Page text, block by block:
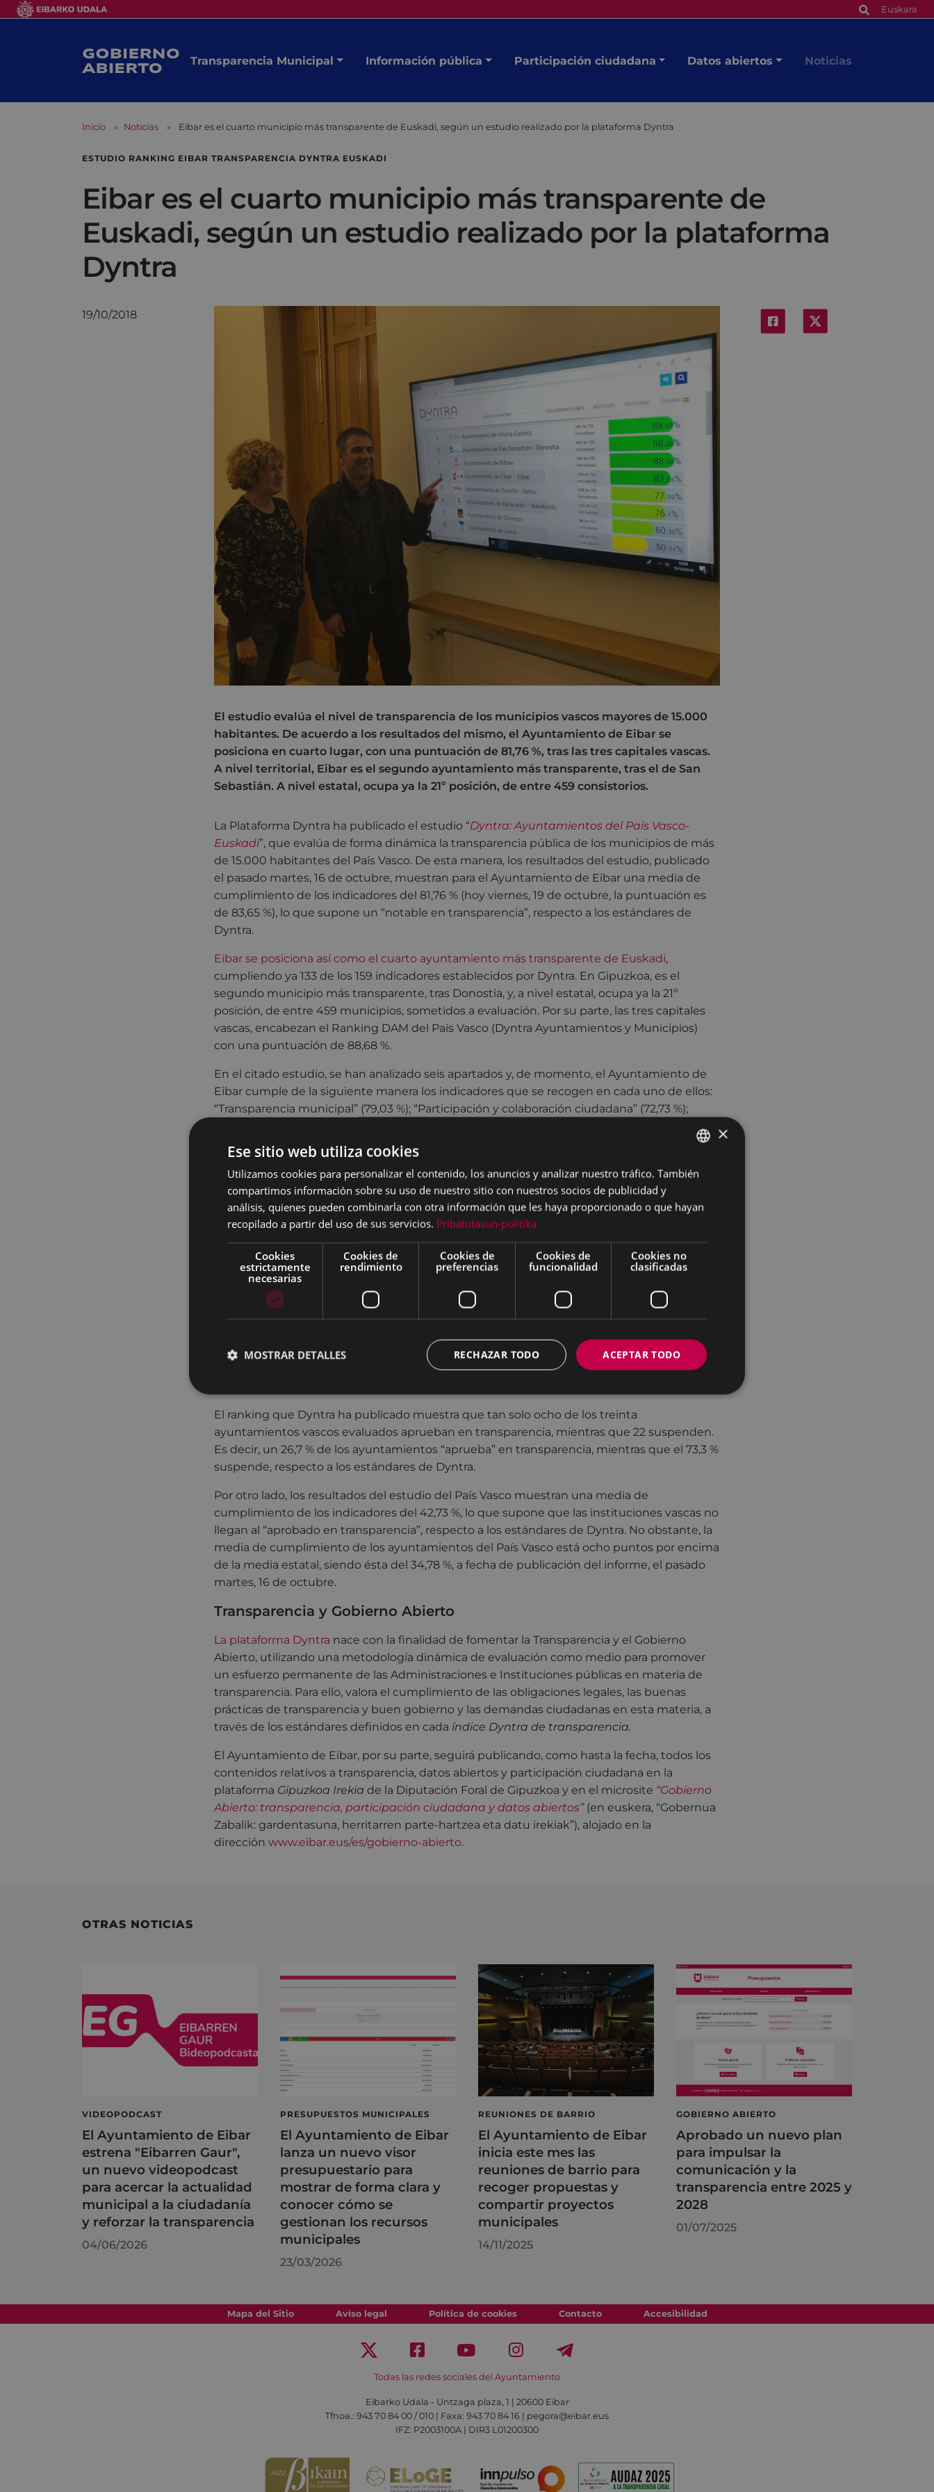
Euskara
Transparencia Municipal Información pública Participación ciudadana Datos abiertos Noticias
Inicio Noticias Eibar es el cuarto municipio más transparente de Euskadi, según un estudio realizado por la plataforma Dyntra
ESTUDIO RANKING EIBAR TRANSPARENCIA DYNTRA EUSKADI
Eibar es el cuarto municipio más transparente de
Euskadi, según un estudio realizado por la plataforma
Dyntra
19/10/2018
El estudio evalúa el nivel de transparencia de los municipios vascos mayores de 15.000
habitantes. De acuerdo a los resultados del mismo, el Ayuntamiento de Eibar se
posiciona en cuarto lugar, con una puntuación de 81,76 %, tras las tres capitales vascas.
A nivel territorial, Eibar es el segundo ayuntamiento más transparente, tras el de San
Sebastián. A nivel estatal, ocupa ya la 21º posición, de entre 459 consistorios.
La Plataforma Dyntra ha publicado el estudio “Dyntra: Ayuntamientos del País Vasco-
Euskadi”, que evalúa de forma dinámica la transparencia pública de los municipios de más
de 15.000 habitantes del País Vasco. De esta manera, los resultados del estudio, publicado
el pasado martes, 16 de octubre, muestran para el Ayuntamiento de Eibar una media de
cumplimiento de los indicadores del 81,76 % (hoy viernes, 19 de octubre, la puntuación es
de 83,65 %), lo que supone un “notable en transparencia”, respecto a los estándares de
Dyntra.
Eibar se posiciona así como el cuarto ayuntamiento más transparente de Euskadi,
cumpliendo ya 133 de los 159 indicadores establecidos por Dyntra. En Gipuzkoa, es el
segundo municipio más transparente, tras Donostia, y, a nivel estatal, ocupa ya la 21º
posición, de entre 459 municipios, sometidos a evaluación. Por su parte, las tres capitales
vascas, encabezan el Ranking DAM del País Vasco (Dyntra Ayuntamientos y Municipios)
con una puntuación de 88,68 %.
En el citado estudio, se han analizado seis apartados y, de momento, el Ayuntamiento de
Eibar cumple de la siguiente manera los indicadores que se recogen en cada uno de ellos:
“Transparencia municipal” (79,03 %); “Participación y colaboración ciudadana” (72,73 %);
“Urbanismo y obras públicas” (85 %); y “Open Data” (100 %)
En palabras del alcalde de Eibar, Miguel de los Toyos, “los buenos resultados obtenidos tras
este estudio, posicionan a Eibar, junto a las tres capitales vascas, como un referente en
materia de transparencia, y ponen de manifiesto, una vez más, nuestro firme compromiso
por favorecer el buen gobierno e ir más allá de lo que establecen las actuales leyes de
transparencia. Además, la evaluación que ha realizado Dyntra nos permite conocer con
exactitud cuál es nuestra situación actual, y aunque los datos obtenidos nos sitúan en muy
buen lugar, es evidente que tenemos un margen de mejora importante”.
A Eibar le siguen muy de cerca en el ranking los ayuntamientos de Getxo y Barakaldo, en
quinto y sexto lugar, respectivamente, y, tras estos, algo más alejados en el ranking, figuran
Durango y Leioa. Por otra parte, en la cola del ranking se sitúan los ayuntamientos de
Gernika y Sestao.
El ranking que Dyntra ha publicado muestra que tan solo ocho de los treinta
ayuntamientos vascos evaluados aprueban en transparencia, mientras que 22 suspenden.
Es decir, un 26,7 % de los ayuntamientos “aprueba” en transparencia, mientras que el 73,3 %
suspende, respecto a los estándares de Dyntra.
Por otro lado, los resultados del estudio del País Vasco muestran una media de
cumplimiento de los indicadores del 42,73 %, lo que supone que las instituciones vascas no
llegan al “aprobado en transparencia”, respecto a los estándares de Dyntra. No obstante, la
media de cumplimiento de los ayuntamientos del País Vasco está ocho puntos por encima
de la media estatal, siendo ésta del 34,78 %, a fecha de publicación del informe, el pasado
martes, 16 de octubre.
Transparencia y Gobierno Abierto
La plataforma Dyntra nace con la finalidad de fomentar la Transparencia y el Gobierno
Abierto, utilizando una metodología dinámica de evaluación como medio para promover
un esfuerzo permanente de las Administraciones e Instituciones públicas en materia de
transparencia. Para ello, valora el cumplimiento de las obligaciones legales, las buenas
prácticas de transparencia y buen gobierno y las demandas ciudadanas en esta materia, a
través de los estándares definidos en cada índice Dyntra de transparencia.
El Ayuntamiento de Eibar, por su parte, seguirá publicando, como hasta la fecha, todos los
contenidos relativos a transparencia, datos abiertos y participación ciudadana en la
plataforma Gipuzkoa Irekia de la Diputación Foral de Gipuzkoa y en el microsite “Gobierno
Abierto: transparencia, participación ciudadana y datos abiertos”(en euskera, “Gobernua
Zabalik: gardentasuna, herritarren parte-hartzea eta datu irekiak”), alojado en la
dirección www.eibar.eus/es/gobierno-abierto.
OTRAS NOTICIAS
VIDEOPODCAST
El Ayuntamiento de Eibar
estrena "Eibarren Gaur",
un nuevo videopodcast
para acercar la actualidad
municipal a la ciudadanía
y reforzar la transparencia
04/06/2026
PRESUPUESTOS MUNICIPALES
El Ayuntamiento de Eibar
lanza un nuevo visor
presupuestario para
mostrar de forma clara y
conocer cómo se
gestionan los recursos
municipales
23/03/2026
REUNIONES DE BARRIO
El Ayuntamiento de Eibar
inicia este mes las
reuniones de barrio para
recoger propuestas y
compartir proyectos
municipales
14/11/2025
GOBIERNO ABIERTO
Aprobado un nuevo plan
para impulsar la
comunicación y la
transparencia entre 2025 y
2028
01/07/2025
Mapa del Sitio Aviso legal Política de cookies Contacto Accesibilidad
Todas las redes sociales del Ayuntamiento
Eibarko Udala - Untzaga plaza, 1 | 20600 Eibar
Tfnoa.: 943 70 84 00 / 010 | Faxa: 943 70 84 16 | pegora@eibar.eus
IFZ: P2003100A | DIR3 L01200300
BASQUE
×
Ese sitio web utiliza cookies
Utilizamos cookies para personalizar el contenido, los anuncios y analizar nuestro tráfico. También
compartimos información sobre su uso de nuestro sitio con nuestros socios de publicidad y
análisis, quienes pueden combinarla con otra información que les haya proporcionado o que hayan
recopilado a partir del uso de sus servicios. Pribatutasun-politika
Cookies
estrictamente
necesarias
Cookies de
rendimiento
Cookies de
preferencias
Cookies de
funcionalidad
Cookies no
clasificadas
ACEPTAR TODO
RECHAZAR TODO
MOSTRAR DETALLES